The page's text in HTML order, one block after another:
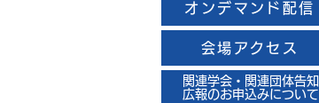
オンデマンド配信
会場アクセス
関連学会・関連団体告知
広報のお申込みについて